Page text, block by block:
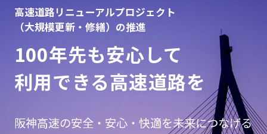
高速道路リニューアルプロジェクト
（大規模更新・修繕）の推進
100年先も安心して
利用できる高速道路を
阪神高速の安全・安心・快適を未来につなげる